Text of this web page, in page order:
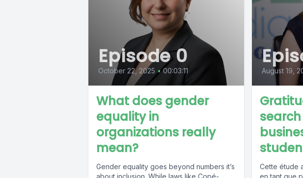
Episode 0
October 22, 2025 • 00:03:11
What does gender
equality in
organizations really
mean?
Gender equality goes beyond numbers it’s
August 19,
Cette étude